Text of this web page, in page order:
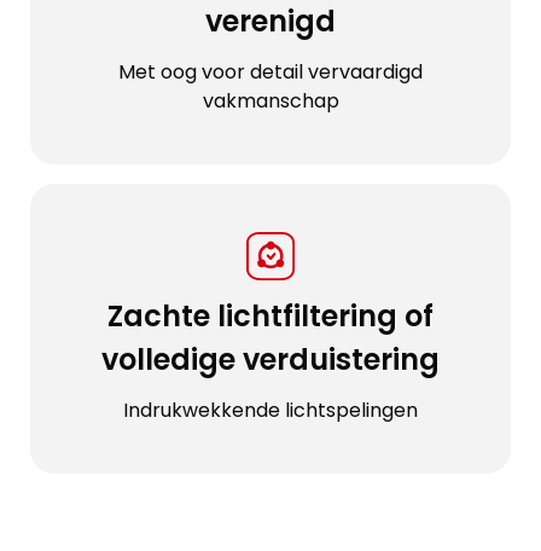
verenigd
Met oog voor detail vervaardigd
vakmanschap
Zachte lichtfiltering of
volledige verduistering
Indrukwekkende lichtspelingen